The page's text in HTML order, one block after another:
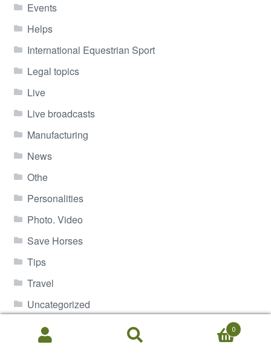
Events
Helps
International Equestrian Sport
Legal topics
Live
Live broadcasts
Manufacturing
News
Othe
Personalities
Photo. Video
Save Horses
Tips
Travel
Uncategorized
Useful
Veterinary
Search
0